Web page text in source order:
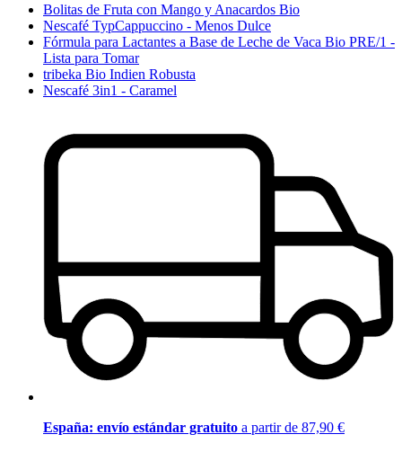
Bolitas de Fruta con Mango y Anacardos Bio
Nescafé TypCappuccino - Menos Dulce
Fórmula para Lactantes a Base de Leche de Vaca Bio PRE/1 -
Lista para Tomar
tribeka Bio Indien Robusta
Nescafé 3in1 - Caramel
España: envío estándar gratuito a partir de 87,90 €